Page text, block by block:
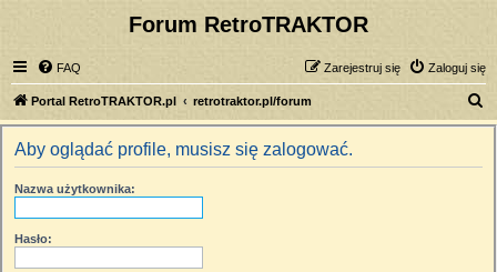
Forum RetroTRAKTOR
FAQ Zaloguj się
Zarejestruj się
Portal RetroTRAKTOR.pl retrotraktor.pl/forum
z
Aby oglądać profile, musisz się zalogować.
Nazwa użytkownika:
Hasło: